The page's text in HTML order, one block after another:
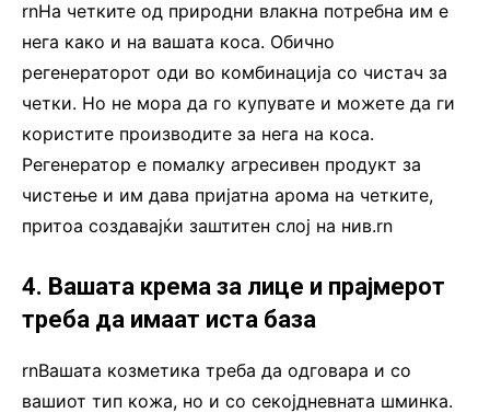
rnНа четките од природни влакна потребна им е
нега како и на вашата коса. Обично
регенераторот оди во комбинација со чистач за
четки. Но не мора да го купувате и можете да ги
користите производите за нега на коса.
Регенератор е помалку агресивен продукт за
чистење и им дава пријатна арома на четките,
притоа создавајќи заштитен слој на нив.rn
4. Вашата крема за лице и прајмерот
треба да имаат иста база
rnВашата козметика треба да одговара и со
вашиот тип кожа, но и со секојдневната шминка.